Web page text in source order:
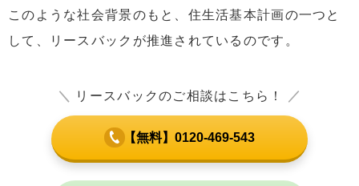
このような社会背景のもと、住生活基本計画の一つと
して、リースバックが推進されているのです。
＼ リースバックのご相談はこちら！ ／
【無料】0120-469-543